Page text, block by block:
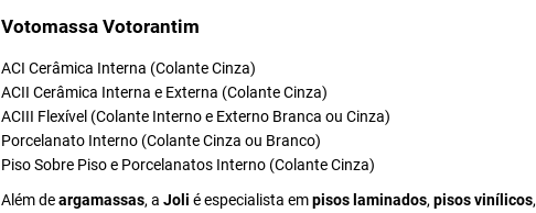
Votomassa Votorantim
ACI Cerâmica Interna (Colante Cinza)
ACII Cerâmica Interna e Externa (Colante Cinza)
ACIII Flexível (Colante Interno e Externo Branca ou Cinza)
Porcelanato Interno (Colante Cinza ou Branco)
Piso Sobre Piso e Porcelanatos Interno (Colante Cinza)
Além deargamassas, a Joli é especialista empisos laminados, pisos vinílicos,